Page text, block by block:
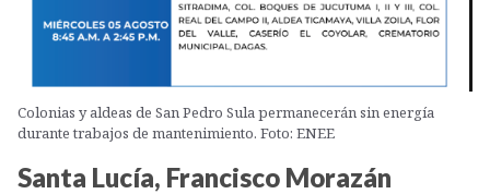
Colonias y aldeas de San Pedro Sula permanecerán sin energía
durante trabajos de mantenimiento. Foto: ENEE
Santa Lucía, Francisco Morazán